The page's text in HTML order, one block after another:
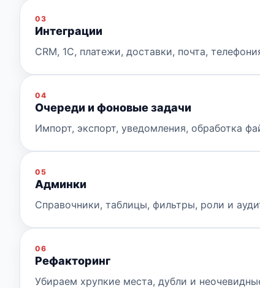
03
Интеграции
CRM, 1С, платежи, доставки, почта,
04
Очереди и фоновые задачи
Импорт, экспорт, уведомления, обработка
05
Админки
Справочники, таблицы, фильтры, роли и
06
Рефакторинг
Убираем хрупкие места, дубли и